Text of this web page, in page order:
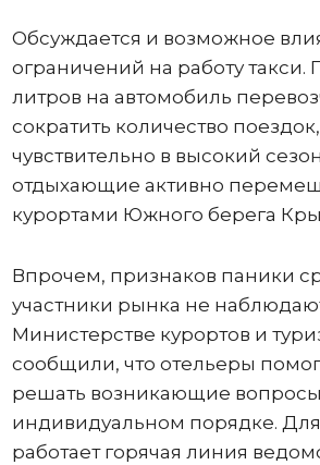
Обсуждается и возможное
ограничений на работу такси.
литров на автомобиль
сократить количество
чувствительно в высокий
отдыхающие активно
курортами Южного берега
Впрочем, признаков паники
участники рынка не
Министерстве курортов и
сообщили, что отельеры
решать возникающие
индивидуальном порядке. Для
работает горячая линия